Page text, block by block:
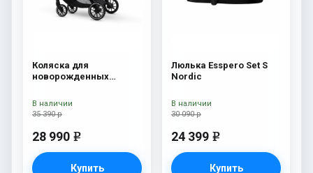
Коляска для
новорожденных
35 390 р
28 990 e
Купить
В наличии
Люлька Esspero Set S
Nordic
30 090 р
24 399 e
Купить
В наличии